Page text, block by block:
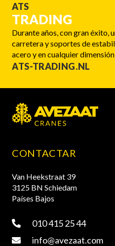
ATS
TRADING
Durante años, con gran éxito,
carretera y soportes de
acero y en cualquier dimensión
ATS-TRADING.NL
CONTACTAR
Van Heekstraat 39
3125 BN Schiedam
Países Bajos
010 415 25 44
info@avezaat.com